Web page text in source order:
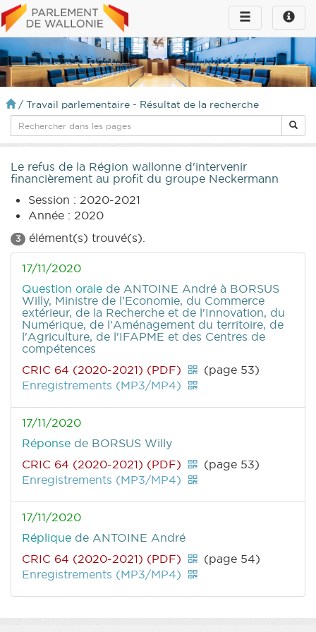
Toggle
infos
Toggle
navigation
/ Travail parlementaire - Résultat de la recherche
Le refus de la Région wallonne d'intervenir
financièrement au profit du groupe Neckermann
Session : 2020-2021
Année : 2020
3 élément(s) trouvé(s).
17/11/2020
Question orale de ANTOINE André à BORSUS
Willy, Ministre de l'Economie, du Commerce
extérieur, de la Recherche et de l'Innovation, du
Numérique, de l'Aménagement du territoire, de
l'Agriculture, de l'IFAPME et des Centres de
compétences
CRIC 64 (2020-2021) (PDF)
(page 53)
Enregistrements (MP3/MP4)
17/11/2020
Réponse de BORSUS Willy
CRIC 64 (2020-2021) (PDF)
(page 53)
Enregistrements (MP3/MP4)
17/11/2020
Réplique de ANTOINE André
CRIC 64 (2020-2021) (PDF)
(page 54)
Enregistrements (MP3/MP4)